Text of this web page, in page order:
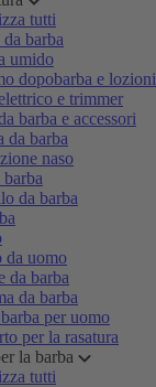
tutti
barba
umido
dopobarba e lozioni
e trimmer
barba e accessori
da barba
naso
da barba
da uomo
da barba
da barba
per uomo
per la rasatura
la barba
tutti